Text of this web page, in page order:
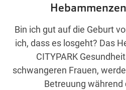
Bin ich gut auf die Geburt
ich, dass es losgeht? Das
CITYPARK
schwangeren Frauen,
Betreuung während